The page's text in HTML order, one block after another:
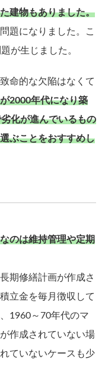
建物もありました。
題になりました。こ
が生じました。
命的な欠陥はなくて
2000年代になり築
化が進んでいるもの
ぶことをおすすめし
のは維持管理や定期
期修繕計画が作成さ
立金を毎月徴収して
1960～70年代のマ
作成されていない場
ていないケースも少